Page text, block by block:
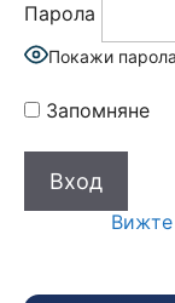
Парола
Покажи парола
Запомняне
Вижте